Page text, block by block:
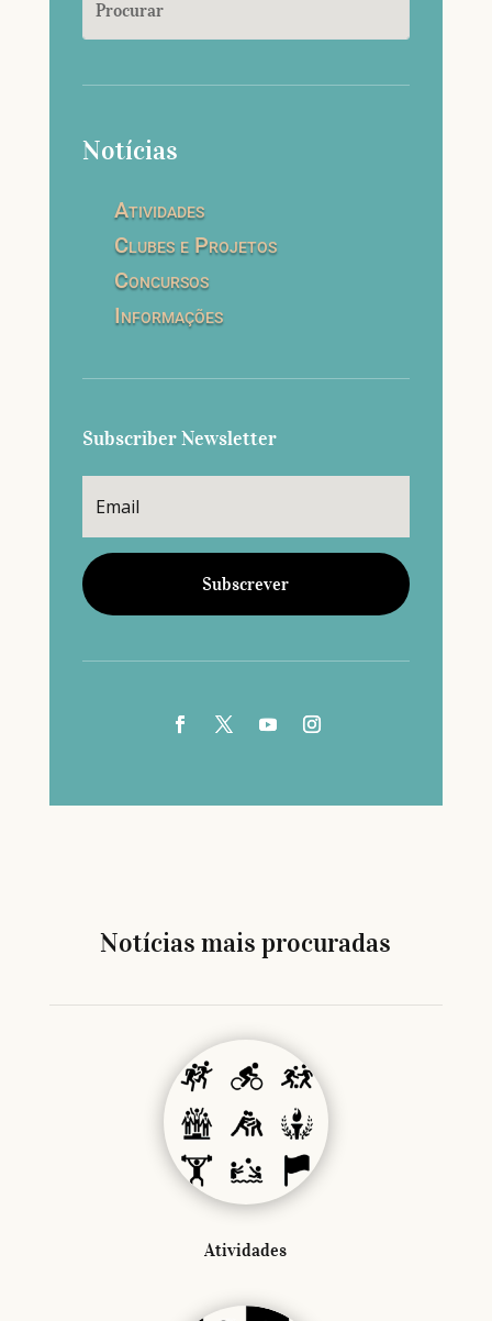
Notícias
Atividades
Clubes e Projetos
Concursos
Informações
Subscriber Newsletter
Subscrever
Notícias mais procuradas
Atividades